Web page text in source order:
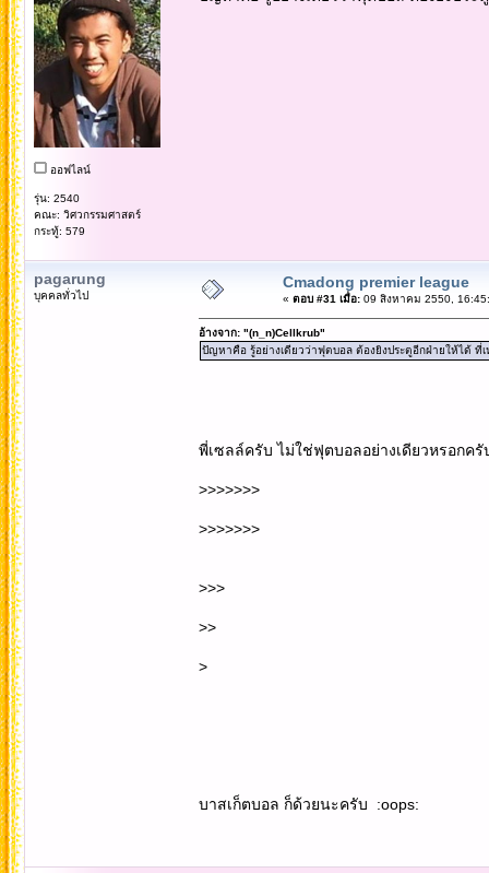
ออฟไลน์
รุ่น: 2540
คณะ: วิศวกรรมศาสตร์
กระทู้: 579
pagarung
บุคคลทั่วไป
Cmadong premier league
« ตอบ #31 เมื่อ:09 สิงหาคม 2550,
อ้างจาก: "(n_n)Cellkrub"
ปัญหาคือ รู้อย่างเดียวว่าฟุตบอล ต้องยิงประตูอีกฝ่ายให้ได้ ที่
พี่เซลล์ครับ ไม่ใช่ฟุตบอลอย่างเดียวหรอกค
>>>>>>>
>>>>>>>
>>>
>>
>
บาสเก็ตบอล ก็ด้วยนะครับ :oops: